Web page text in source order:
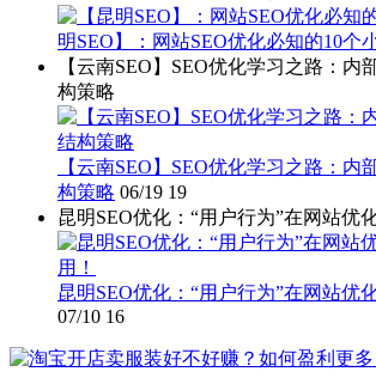
明SEO】：网站SEO优化必知的10个
【云南SEO】SEO优化学习之路：内
构策略
【云南SEO】SEO优化学习之路：内
构策略 06/19 19
昆明SEO优化：“用户行为”在网站优
昆明SEO优化：“用户行为”在网站优
07/10 16